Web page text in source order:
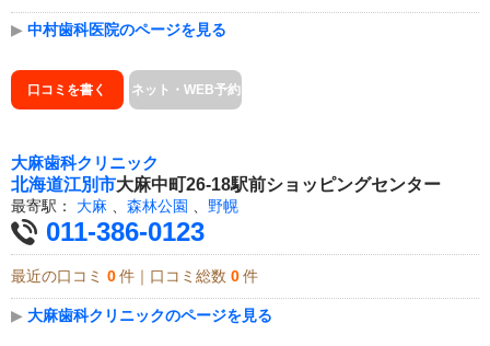
▶ 中村歯科医院のページを見る
口コミを書く ネット・WEB予約
大麻歯科クリニック
北海道江別市大麻中町26-18駅前ショッピングセンター
最寄駅： 大麻 森林公園 野幌
011-386-0123
最近の口コミ 0 件｜口コミ総数 0 件
▶ 大麻歯科クリニックのページを見る